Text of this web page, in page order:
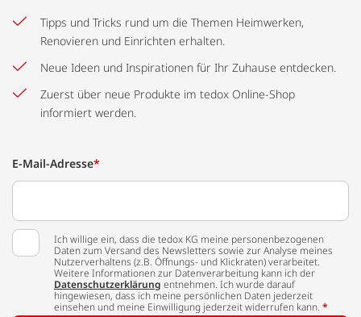
Tipps und Tricks rund um die Themen Heimwerken,
Renovieren und Einrichten erhalten.
Neue Ideen und Inspirationen für Ihr Zuhause entdecken.
Zuerst über neue Produkte im tedox Online-Shop
informiert werden.
E-Mail-Adresse*
Ich willige ein, dass die tedox KG meine personenbezogenen
Daten zum Versand des Newsletters sowie zur Analyse meines
Nutzerverhaltens (z.B. Öffnungs- und Klickraten) verarbeitet.
Weitere Informationen zur Datenverarbeitung kann ich der
Datenschutzerklärung entnehmen. Ich wurde darauf
hingewiesen, dass ich meine persönlichen Daten jederzeit
einsehen und meine Einwilligung jederzeit widerrufen kann. *